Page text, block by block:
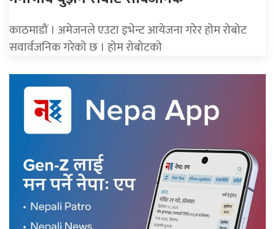
काठमाडौं । अमेजनले एउटा इभेन्ट आयेजना गरेर होम रोबोट
सवार्वजनिक गरेको छ । होम रोबोटको